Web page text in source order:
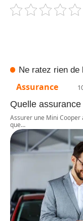
Ne ratez rien de
Assurance
Quelle
Assurer une Mini
que…